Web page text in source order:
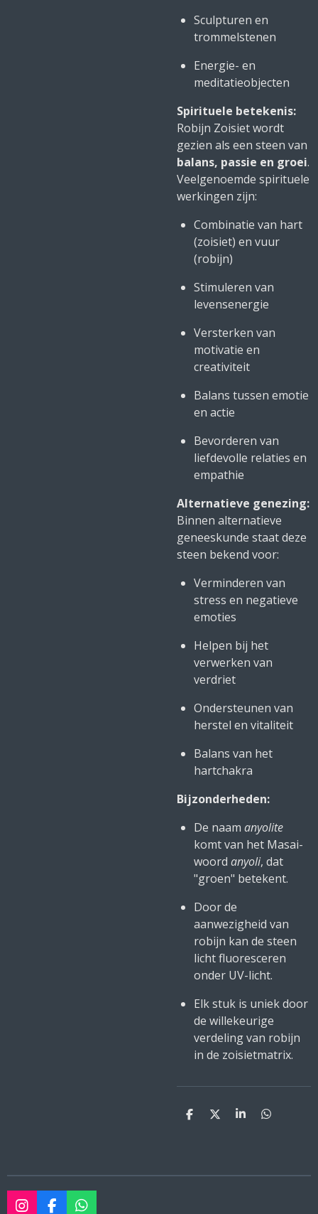
Sculpturen en
trommelstenen
Energie- en
meditatieobjecten
Spirituele betekenis:
Robijn Zoisiet wordt
gezien als een steen van
balans, passie en groei.
Veelgenoemde spirituele
werkingen zijn:
Combinatie van hart
(zoisiet) en vuur
(robijn)
Stimuleren van
levensenergie
Versterken van
motivatie en
creativiteit
Balans tussen emotie
en actie
Bevorderen van
liefdevolle relaties en
empathie
Alternatieve genezing:
Binnen alternatieve
geneeskunde staat deze
steen bekend voor:
Verminderen van
stress en negatieve
emoties
Helpen bij het
verwerken van
verdriet
Ondersteunen van
herstel en vitaliteit
Balans van het
hartchakra
Bijzonderheden:
De naam anyolite
komt van het Masai-
woord anyoli, dat
"groen" betekent.
Door de
aanwezigheid van
robijn kan de steen
licht fluoresceren
onder UV-licht.
Elk stuk is uniek door
de willekeurige
verdeling van robijn
in de zoisietmatrix.
D
D
S
D
I F W